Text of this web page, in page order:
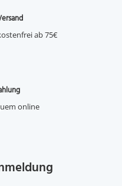
ab 75€
online